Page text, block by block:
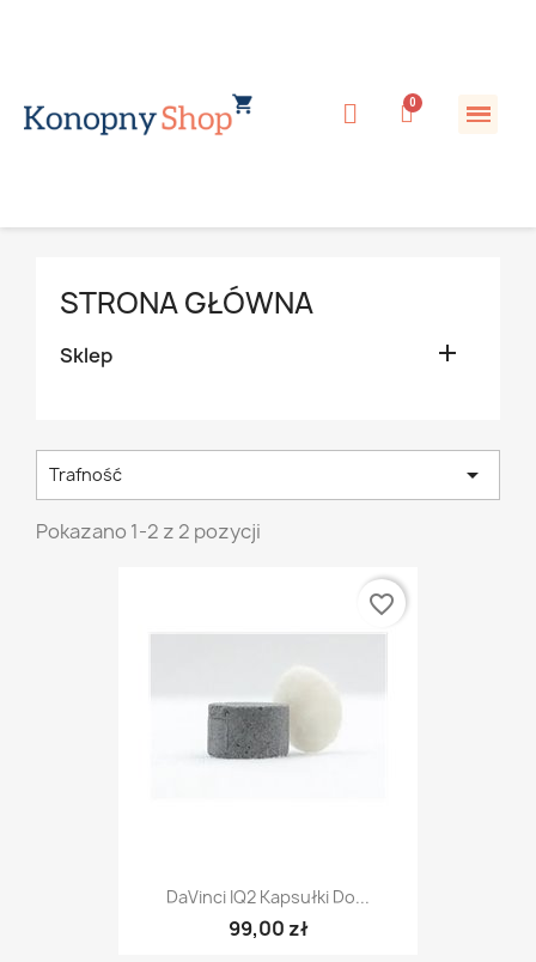
STRONA GŁÓWNA
Sklep 
Trafność 
Pokazano 1-2 z 2 pozycji
DaVinci IQ2 Kapsułki Do...
99,00 zł
favorite_border